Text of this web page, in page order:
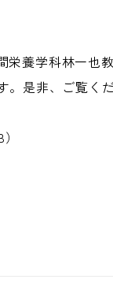
養学科林一也
是非、ご覧くだ
）